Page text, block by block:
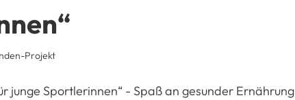
Projekt
junge Sportlerinnen“ - Spaß an gesunder Ernährung